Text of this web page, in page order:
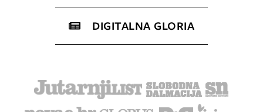
DIGITALNA GLORIA